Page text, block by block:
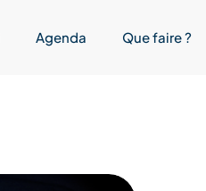
Agenda Que faire ?